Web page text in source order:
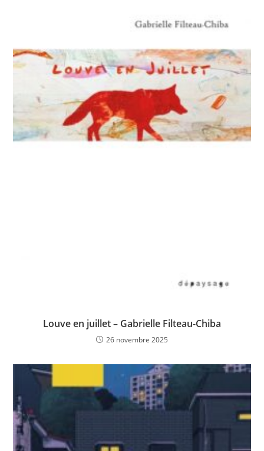
Louve en juillet – Gabrielle Filteau-Chiba
26 novembre 2025